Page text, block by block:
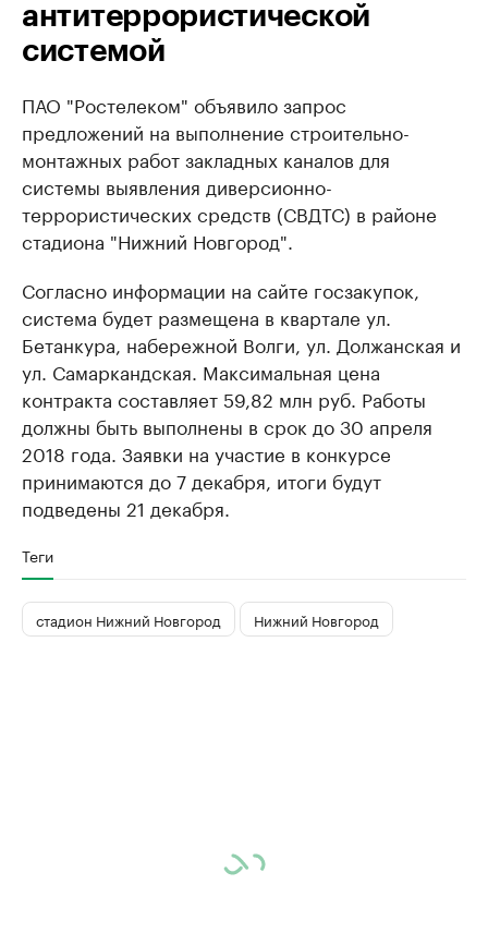
антитеррористической
системой
ПАО "Ростелеком" объявило запрос
предложений на выполнение строительно-
монтажных работ закладных каналов для
системы выявления диверсионно-
террористических средств (СВДТС) в районе
стадиона "Нижний Новгород".
Согласно информации на сайте госзакупок,
система будет размещена в квартале ул.
Бетанкура, набережной Волги, ул. Должанская и
ул. Самаркандская. Максимальная цена
контракта составляет 59,82 млн руб. Работы
должны быть выполнены в срок до 30 апреля
2018 года. Заявки на участие в конкурсе
принимаются до 7 декабря, итоги будут
подведены 21 декабря.
Теги
стадион Нижний Новгород Нижний Новгород